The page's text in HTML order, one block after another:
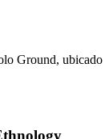
Ground, ubicado